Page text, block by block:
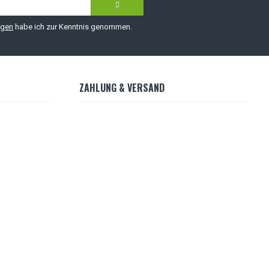
habe ich zur Kenntnis genommen.
ZAHLUNG & VERSAND